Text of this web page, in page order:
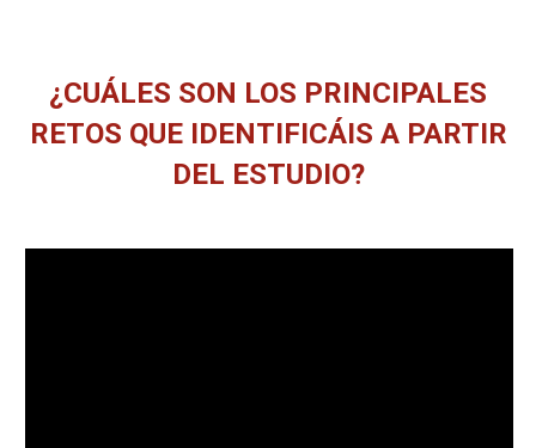
¿CUÁLES SON LOS PRINCIPALES
RETOS QUE IDENTIFICÁIS A PARTIR
DEL ESTUDIO?